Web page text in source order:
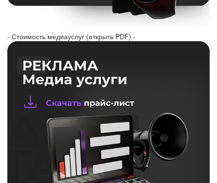
- Стоимость медиауслуг (открыть PDF) -